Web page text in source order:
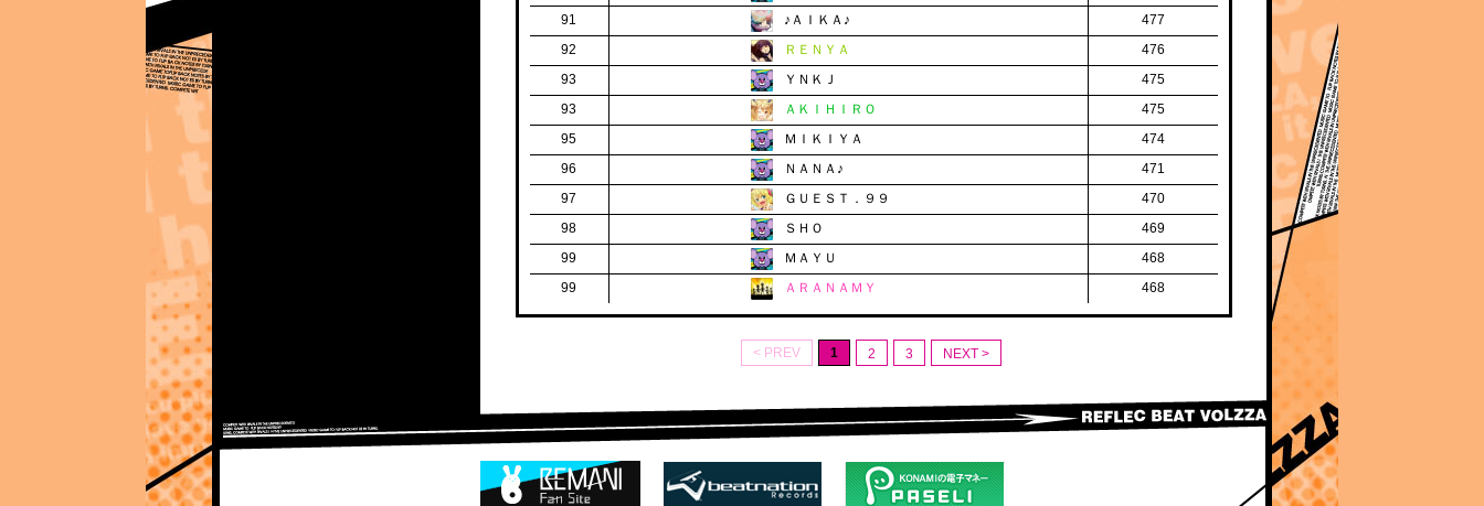
91
♪ＡＩＫＡ♪
477
92
ＲＥＮＹＡ
476
93
ＹＮＫＪ
475
93
ＡＫＩＨＩＲＯ
475
95
ＭＩＫＩＹＡ
474
96
ＮＡＮＡ♪
471
97
ＧＵＥＳＴ．９９
470
98
ＳＨＯ
469
99
ＭＡＹＵ
468
99
ＡＲＡＮＡＭＹ 468
< PREV 1 2 3 NEXT >